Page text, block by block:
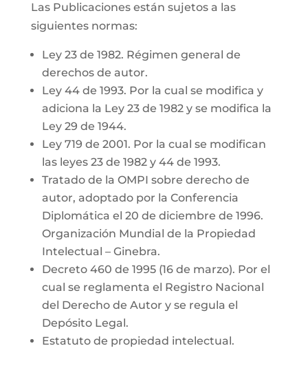
Las Publicaciones están sujetos a las
siguientes normas:
Ley 23 de 1982. Régimen general de
derechos de autor.
Ley 44 de 1993. Por la cual se modifica y
adiciona la Ley 23 de 1982 y se modifica la
Ley 29 de 1944.
Ley 719 de 2001. Por la cual se modifican
las leyes 23 de 1982 y 44 de 1993.
Tratado de la OMPI sobre derecho de
autor, adoptado por la Conferencia
Diplomática el 20 de diciembre de 1996.
Organización Mundial de la Propiedad
Intelectual – Ginebra.
Decreto 460 de 1995 (16 de marzo). Por el
cual se reglamenta el Registro Nacional
del Derecho de Autor y se regula el
Depósito Legal.
Estatuto de propiedad intelectual.